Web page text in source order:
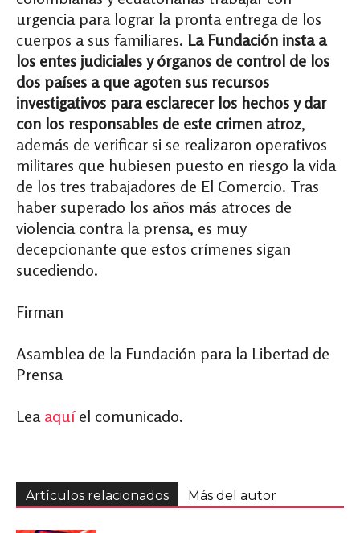
urgencia para lograr la pronta entrega de los
cuerpos a sus familiares. La Fundación insta a
los entes judiciales y órganos de control de los
dos países a que agoten sus recursos
investigativos para esclarecer los hechos y dar
con los responsables de este crimen atroz,
además de verificar si se realizaron operativos
militares que hubiesen puesto en riesgo la vida
de los tres trabajadores de El Comercio. Tras
haber superado los años más atroces de
violencia contra la prensa, es muy
decepcionante que estos crímenes sigan
sucediendo.
Firman
Asamblea de la Fundación para la Libertad de
Prensa
Lea aquíel comunicado.
Artículos relacionados Más del autor